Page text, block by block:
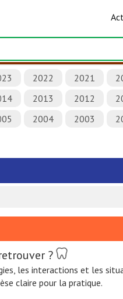
2022 2021
2013 2012
2004 2003
?
les interactions et les
claire pour la pratique.